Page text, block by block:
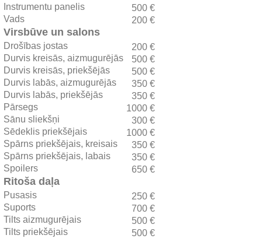
Instrumentu panelis
500 €
Vads
200 €
Virsbūve un salons
Drošības jostas
200 €
Durvis kreisās, aizmugurējās
500 €
Durvis kreisās, priekšējās
500 €
Durvis labās, aizmugurējās
350 €
Durvis labās, priekšējās
350 €
Pārsegs
1000 €
Sānu sliekšņi
300 €
Sēdeklis priekšējais
1000 €
Spārns priekšējais, kreisais
350 €
Spārns priekšējais, labais
350 €
Spoilers
650 €
Ritoša daļa
Pusasis
250 €
Suports
700 €
Tilts aizmugurējais
500 €
Tilts priekšējais
500 €